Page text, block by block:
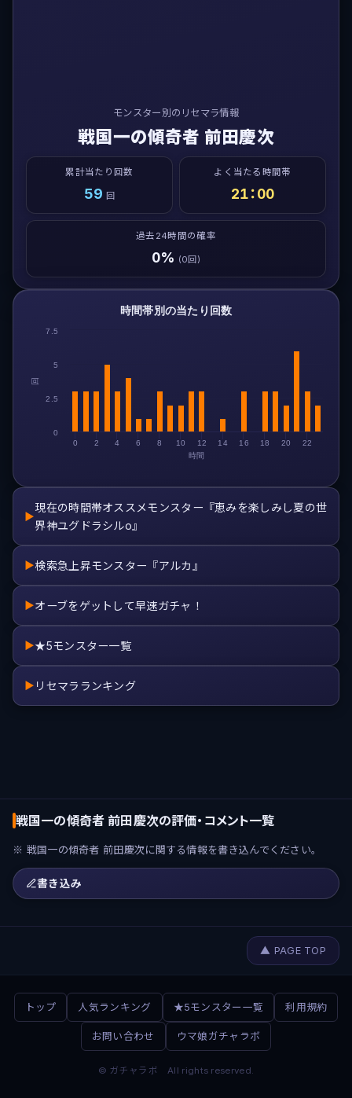
モンスター別のリセマラ情報
戦国一の傾奇者 前田慶次
累計当たり回数
59 回
よく当たる時間帯
21：00
過去24時間の確率
0% (0回)
時間
回
時間帯別の当たり回数
0 2 4 6 8 10 12 14 16 18 20 22
0
2.5
5
7.5
▶
現在の時間帯オススメモンスター『恵みを楽しみし夏の世
界神ユグドラシルo』
▶検索急上昇モンスター『アルカ』
▶オーブをゲットして早速ガチャ！
▶★5モンスター一覧
▶ リセマラランキング
戦国一の傾奇者 前田慶次の評価・コメント一覧
※ 戦国一の傾奇者 前田慶次に関する情報を書き込んでください。
書き込み
▲ PAGE TOP
トップ 人気ランキング ★5モンスター一覧 利用規約
お問い合わせ ウマ娘ガチャラボ
© ガチャラボ All rights reserved.